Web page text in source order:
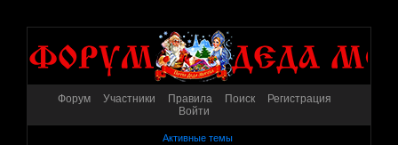
Форум Участники Правила Поиск
Регистрация
Войти
Активные темы